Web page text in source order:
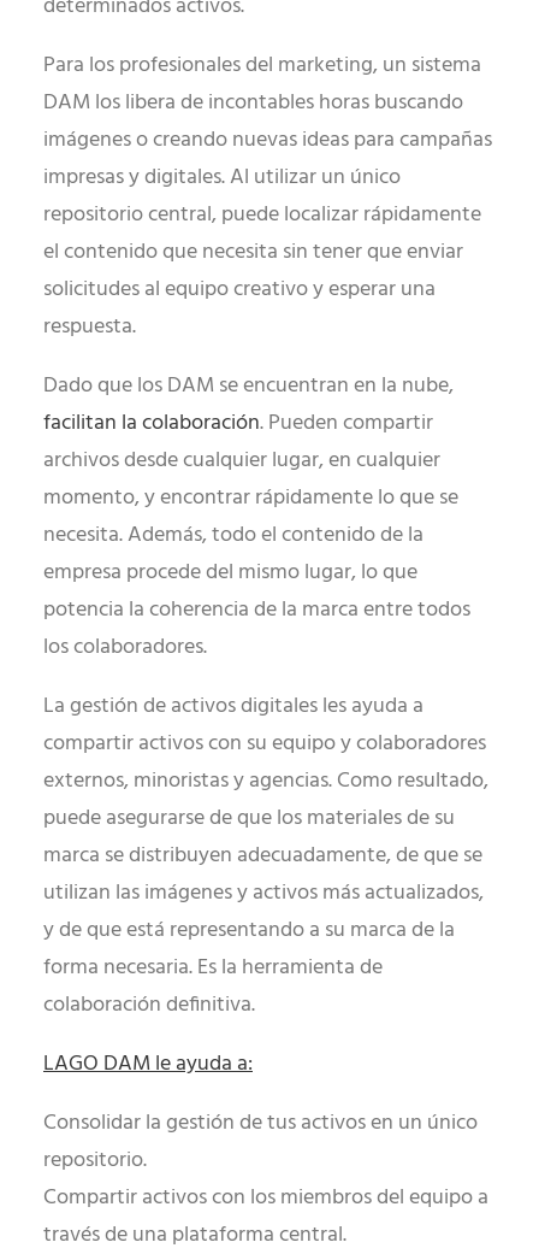
Para los profesionales del marketing, un sistema
DAM los libera de incontables horas buscando
imágenes o creando nuevas ideas para campañas
impresas y digitales. Al utilizar un único
repositorio central, puede localizar rápidamente
el contenido que necesita sin tener que enviar
solicitudes al equipo creativo y esperar una
respuesta.
Dado que los DAM se encuentran en la nube,
facilitan la colaboración. Pueden compartir
archivos desde cualquier lugar, en cualquier
momento, y encontrar rápidamente lo que se
necesita. Además, todo el contenido de la
empresa procede del mismo lugar, lo que
potencia la coherencia de la marca entre todos
los colaboradores.
La gestión de activos digitales les ayuda a
compartir activos con su equipo y colaboradores
externos, minoristas y agencias. Como resultado,
puede asegurarse de que los materiales de su
marca se distribuyen adecuadamente, de que se
utilizan las imágenes y activos más actualizados,
y de que está representando a su marca de la
forma necesaria. Es la herramienta de
colaboración definitiva.
LAGO DAM le ayuda a:
Consolidar la gestión de tus activos en un único
repositorio.
Compartir activos con los miembros del equipo a
través de una plataforma central.